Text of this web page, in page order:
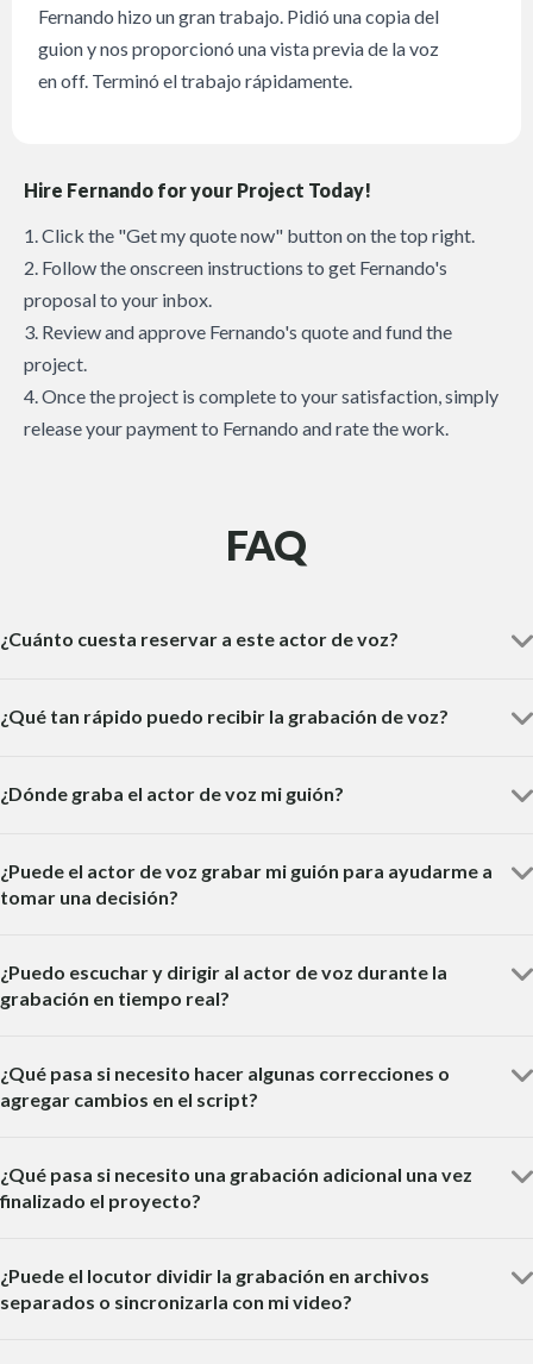
Fernando hizo un gran trabajo. Pidió una copia del
guion y nos proporcionó una vista previa de la voz
en off. Terminó el trabajo rápidamente.
Hire Fernando for your Project Today!
1. Click the "Get my quote now" button on the top right.
2. Follow the onscreen instructions to get Fernando's
proposal to your inbox.
3. Review and approve Fernando's quote and fund the
project.
4. Once the project is complete to your satisfaction, simply
release your payment to Fernando and rate the work.
FAQ
¿Cuánto cuesta reservar a este actor de voz?
¿Qué tan rápido puedo recibir la grabación de voz?
¿Dónde graba el actor de voz mi guión?
¿Puede el actor de voz grabar mi guión para ayudarme a
tomar una decisión?
¿Puedo escuchar y dirigir al actor de voz durante la
grabación en tiempo real?
¿Qué pasa si necesito hacer algunas correcciones o
agregar cambios en el script?
¿Qué pasa si necesito una grabación adicional una vez
finalizado el proyecto?
¿Puede el locutor dividir la grabación en archivos
separados o sincronizarla con mi video?